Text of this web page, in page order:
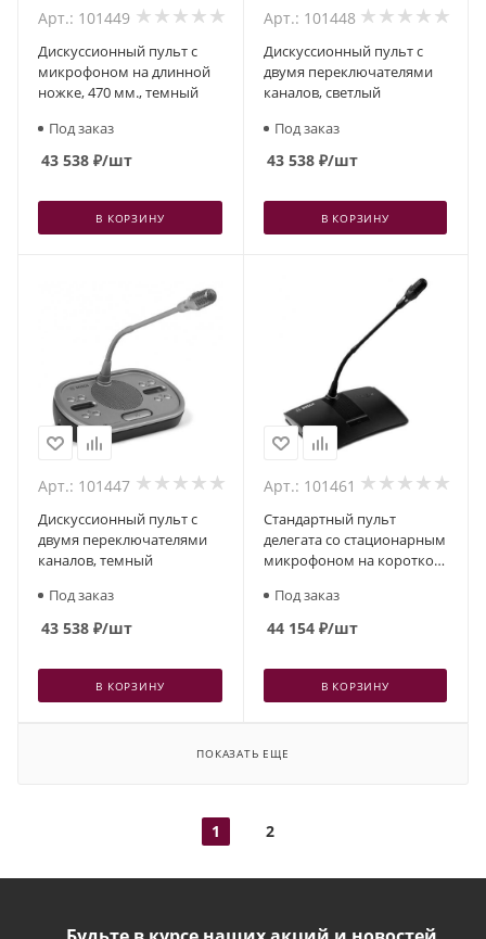
Арт.: 101449
Дискуссионный пульт с
микрофоном на длинной
ножке, 470 мм., темный
Под заказ
43 538 ₽/шт
В КОРЗИНУ
Арт.: 101448
Дискуссионный пульт с
двумя переключателями
каналов, светлый
Под заказ
43 538₽/шт
В КОРЗИНУ
Арт.: 101447
Дискуссионный пульт с
двумя переключателями
каналов, темный
Под заказ
43 538 ₽/шт
В КОРЗИНУ
Арт.: 101461
Стандартный пульт
делегата со стационарным
микрофоном на короткой
Под заказ
44 154₽/шт
В КОРЗИНУ
ПОКАЗАТЬ ЕЩЕ
1 2